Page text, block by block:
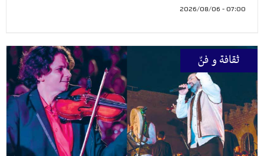
07:00 - 2026/08/06
ثقافة و فنّ